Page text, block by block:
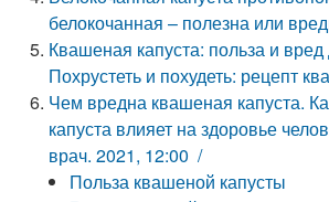
белокочанная – полезна или
Квашеная капуста: польза и вред
Похрустеть и похудеть: рецепт
Чем вредна квашеная капуста.
капуста влияет на здоровье
врач. 2021, 12:00 /
Польза квашеной капусты